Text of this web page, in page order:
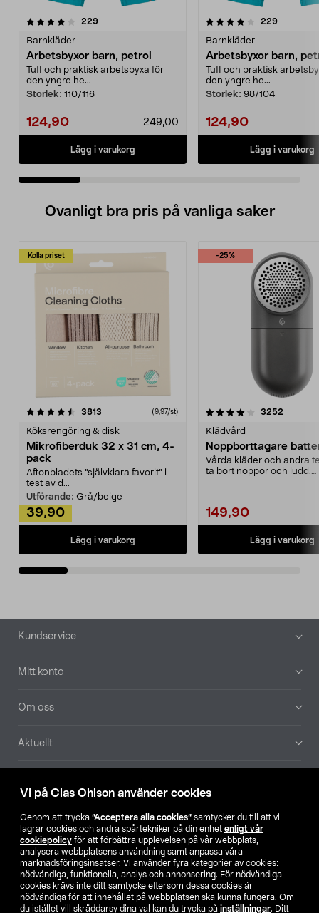
Vi på Clas Ohlson använder cookies
Genom att trycka ”Acceptera alla cookies” samtycker du till att vi
lagrar cookies och andra spårtekniker på din enhet enligt vår
cookiepolicy för att förbättra upplevelsen på vår webbplats,
analysera webbplatsens användning samt anpassa våra
marknadsföringsinsatser. Vi använder fyra kategorier av cookies:
nödvändiga, funktionella, analys och annonsering. För nödvändiga
cookies krävs inte ditt samtycke eftersom dessa cookies är
nödvändiga för att innehållet på webbplatsen ska kunna fungera. Om
du istället vill skräddarsy dina val kan du trycka på inställningar. Ditt
229recensioner
Barnkläder
Arbetsbyxor barn, petrol
Tuff och praktisk arbetsbyxa för
den yngre he...
Storlek: 110/116
124,90 249,00
Lägg i varukorg
4.0 av 5 stjärnor 229
Barnkläder
Arbetsbyxor barn,
Tuff och praktisk
den yngre he...
Storlek: 98/104
124,90
Lägg i varukorg
4.0 av 5 stjärnor
Ovanligt bra pris på vanliga saker
Kolla priset
3813 (9,97/st)
Köksrengöring & disk
Mikrofiberduk 32 x 31 cm, 4-
pack
Aftonbladets "självklara favorit” i
test av d...
Utförande: Grå/beige
39,90
Lägg i varukorg
-25%
4.0av 5 stjärnor 3252
Klädvård
Noppborttagare
Vårda kläder och andra
ta bort noppor och ludd.
149,90
Lägg i varukorg
4.5av 5 stjärnor
Sidfot
Kundservice
Mitt konto
Om oss
Aktuellt
Hitta butik
SE NO FI